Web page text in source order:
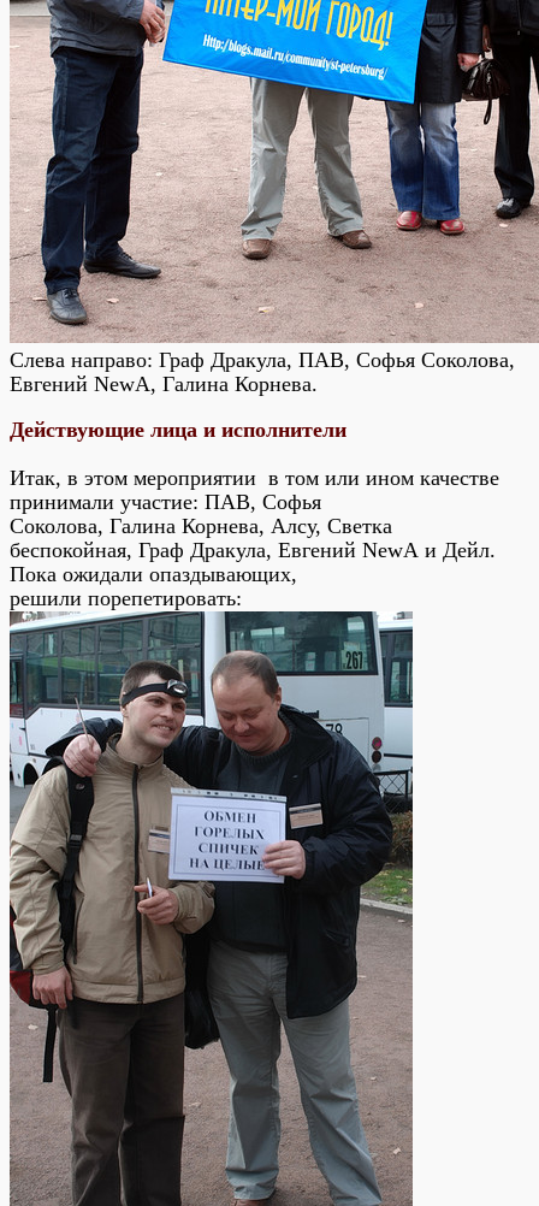
Слева направо: Граф Дракула, ПАВ, Софья Соколова,
Евгений NewA, Галина Корнева.
Действующие лица и исполнители
Итак, в этом мероприятии в том или ином качестве
принимали участие: ПАВ, Софья
Соколова, Галина Корнева, Алсу, Светка
беспокойная, Граф Дракула, Евгений NewA и Дейл.
Пока ожидали опаздывающих,
решили порепетировать: